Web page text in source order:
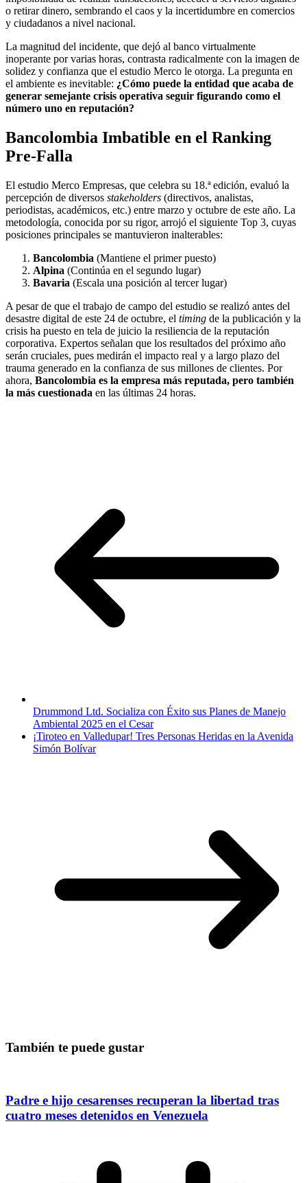
o retirar dinero, sembrando el caos y la incertidumbre en comercios
y ciudadanos a nivel nacional.
La magnitud del incidente, que dejó al banco virtualmente
inoperante por varias horas, contrasta radicalmente con la imagen de
solidez y confianza que el estudio Merco le otorga. La pregunta en
el ambiente es inevitable: ¿Cómo puede la entidad que acaba de
generar semejante crisis operativa seguir figurando como el
número uno en reputación?
Bancolombia Imbatible en el Ranking
Pre-Falla
El estudio Merco Empresas, que celebra su 18.ª edición, evaluó la
percepción de diversos stakeholders (directivos, analistas,
periodistas, académicos, etc.) entre marzo y octubre de este año. La
metodología, conocida por su rigor, arrojó el siguiente Top 3, cuyas
posiciones principales se mantuvieron inalterables:
Bancolombia (Mantiene el primer puesto)
Alpina (Continúa en el segundo lugar)
Bavaria (Escala una posición al tercer lugar)
A pesar de que el trabajo de campo del estudio se realizó antes del
desastre digital de este 24 de octubre, el timing de la publicación y la
crisis ha puesto en tela de juicio la resiliencia de la reputación
corporativa. Expertos señalan que los resultados del próximo año
serán cruciales, pues medirán el impacto real y a largo plazo del
trauma generado en la confianza de sus millones de clientes. Por
ahora, Bancolombia es la empresa más reputada, pero también
la más cuestionada en las últimas 24 horas.
Drummond Ltd. Socializa con Éxito sus Planes de Manejo
Ambiental 2025 en el Cesar
¡Tiroteo en Valledupar! Tres Personas Heridas en la Avenida
Simón Bolívar
También te puede gustar
Padre e hijo cesarenses recuperan la libertad tras
cuatro meses detenidos en Venezuela